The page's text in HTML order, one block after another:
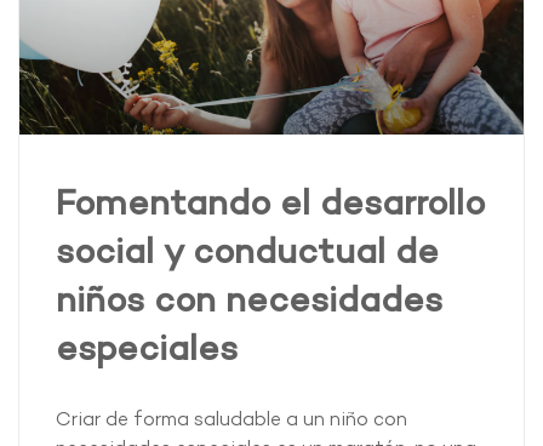
Fomentando el desarrollo
social y conductual de
niños con necesidades
especiales
Criar de forma saludable a un niño con